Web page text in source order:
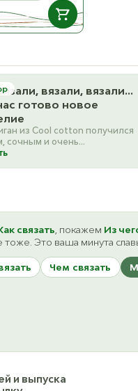
Berry
ост. 9
Candy
Frosty
ост. 8
вязали, вязали…
готово новое
из Cool cotton получился
сочным и очень
с любой одеждой. Его
связать , покажем Из
тоже. Это ваша минута
Чем связать
и выпуска